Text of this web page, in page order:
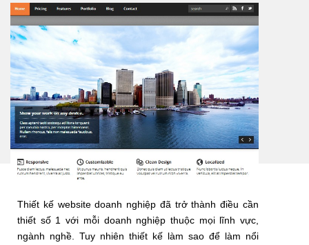
Thiết kế website doanh nghiệp đã trở thành điều cần
thiết số 1 với mỗi doanh nghiệp thuộc mọi lĩnh vực,
ngành nghề. Tuy nhiên thiết kế làm sao để làm nổi